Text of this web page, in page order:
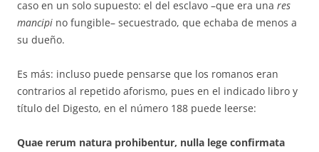
caso en un solo supuesto: el del esclavo –que era una res
man­cipi no fungible– secuestrado, que echaba de menos a
su dueño.
Es más: incluso puede pensarse que los romanos eran
contrarios al re­petido aforismo, pues en el indicado libro y
título del Digesto, en el nú­me­ro 188 puede leerse:
Quae rerum natura prohibentur, nulla lege confirmata